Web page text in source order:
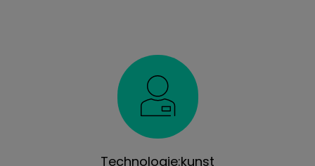
Technologie:kunst